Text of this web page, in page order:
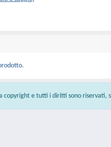
copyright e tutti i diritti sono riservati,